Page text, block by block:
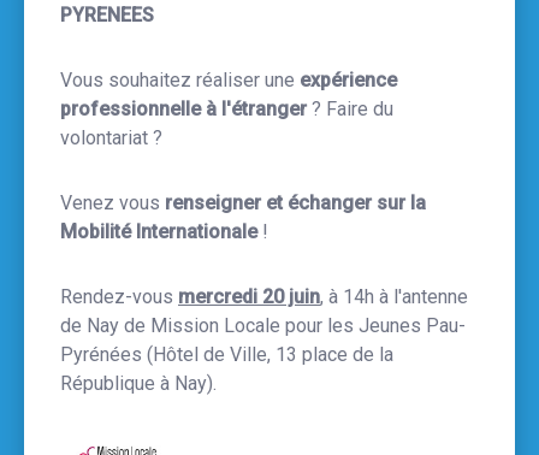
PYRENEES
Vous souhaitez réaliser une expérience
professionnelle à l'étranger ? Faire du
volontariat ?
Venez vous renseigner et échanger sur la
Mobilité Internationale!
Rendez-vous mercredi 20 juin, à 14h à l'antenne
de Nay de Mission Locale pour les Jeunes Pau-
Pyrénées (Hôtel de Ville, 13 place de la
République à Nay).